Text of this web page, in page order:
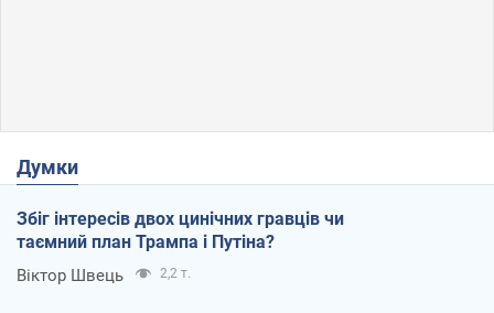
Думки
Збіг інтересів двох цинічних гравців чи
таємний план Трампа і Путіна?
Віктор Швець 2,2 т.